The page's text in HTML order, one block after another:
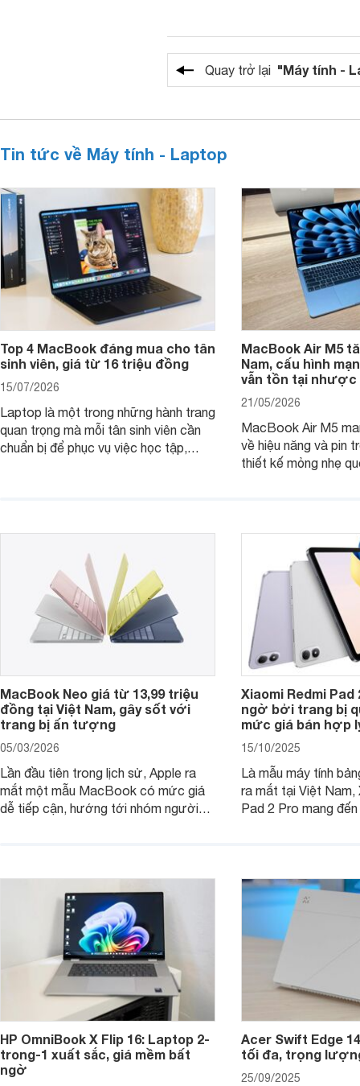
Quay trở lại "Máy tính -
Tin tức về Máy tính - Laptop
Top 4 MacBook đáng mua cho tân
sinh viên, giá từ 16 triệu đồng
15/07/2026
Laptop là một trong những hành trang
quan trọng mà mỗi tân sinh viên cần
chuẩn bị để phục vụ việc học tập,
MacBook đáng cân nhắc dành cho
MacBook Air M5
Nam, cấu hình
vẫn tồn tại nhược
21/05/2026
MacBook Air M5
về hiệu năng và pin
thiết kế mỏng nhẹ
MacBook Neo giá từ 13,99 triệu
đồng tại Việt Nam, gây sốt với
trang bị ấn tượng
05/03/2026
Lần đầu tiên trong lịch sử, Apple ra
mắt một mẫu MacBook có mức giá
dễ tiếp cận, hướng tới nhóm người
hút sự quan tâm lớn từ thị trường.
Xiaomi Redmi Pad
ngờ bởi trang bị
mức giá bán hợp
15/10/2025
Là mẫu máy tính
ra mắt tại Việt Nam,
Pad 2 Pro mang
HP OmniBook X Flip 16: Laptop 2-
trong-1 xuất sắc, giá mềm bất
ngờ
Acer Swift Edge
tối đa, trọng
25/09/2025